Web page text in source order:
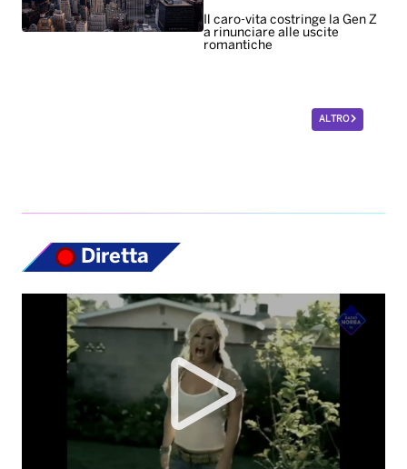
Il caro-vita costringe la Gen Z
a rinunciare alle uscite
romantiche
ALTRO
Diretta